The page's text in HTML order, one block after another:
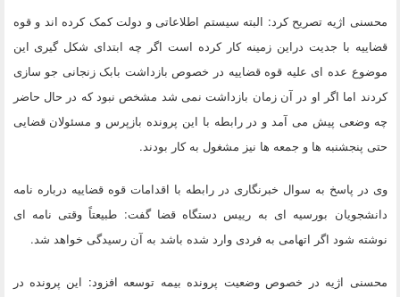
محسنی اژیه تصریح کرد: البته سیستم اطلاعاتی و دولت کمک کرده اند و قوه
قضاییه با جدیت دراین زمینه کار کرده است اگر چه ابتدای شکل گیری این
موضوع عده ای علیه قوه قضاییه در خصوص بازداشت بابک زنجانی جو سازی
کردند اما اگر او در آن زمان بازداشت نمی شد مشخص نبود که در حال حاضر
چه وضعی پیش می آمد و در رابطه با این پرونده بازپرس و مسئولان قضایی
حتی پنجشنبه ها و جمعه ها نیز مشغول به کار بودند.
وی در پاسخ به سوال خبرنگاری در رابطه با اقدامات قوه قضاییه درباره نامه
دانشجویان بورسیه ای به رییس دستگاه قضا گفت: طبیعتاً وقتی نامه ای
نوشته شود اگر اتهامی به فردی وارد شده باشد به آن رسیدگی خواهد شد.
محسنی اژیه در خصوص وضعیت پرونده بیمه توسعه افزود: این پرونده در